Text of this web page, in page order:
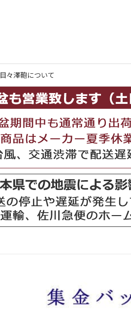
目々澤鞄について